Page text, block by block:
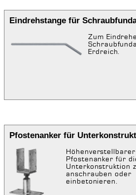
Eindrehstange für
Zum
Erdreich.
Pfostenanker für
Höhenverstellbarer
Pfostenanker für
Unterkonstruktion
anschrauben oder
einbetonieren.